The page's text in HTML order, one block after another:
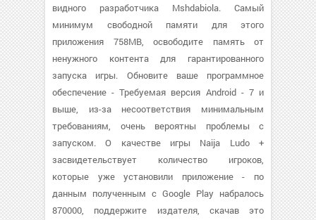
видного разработчика Mshdabiola. Самый
минимум свободной памяти для этого
приложения 758MB, освободите память от
ненужного контента для гарантированного
запуска игры. Обновите ваше программное
обеспечение - Требуемая версия Android - 7 и
выше, из-за несоответствия минимальным
требованиям, очень вероятны проблемы с
запуском. О качестве игры Naija Ludo +
засвидетельствует количество игроков,
которые уже установили приложение - по
данным полученным с Google Play набралось
870000, поддержите издателя, скачав это